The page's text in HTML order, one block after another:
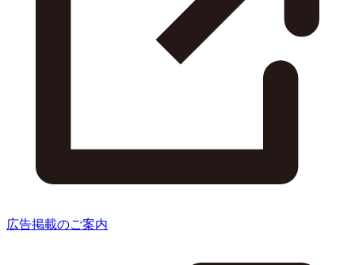
広告掲載のご案内